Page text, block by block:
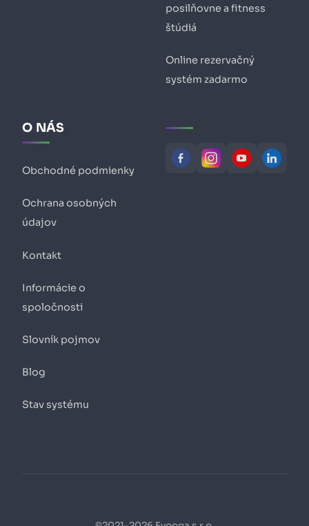
posilňovne a fitness
štúdiá
Online rezervačný
systém zadarmo
O NÁS
Obchodné podmienky
Ochrana osobných
údajov
Kontakt
Informácie o
spoločnosti
Slovník pojmov
Blog
Stav systému